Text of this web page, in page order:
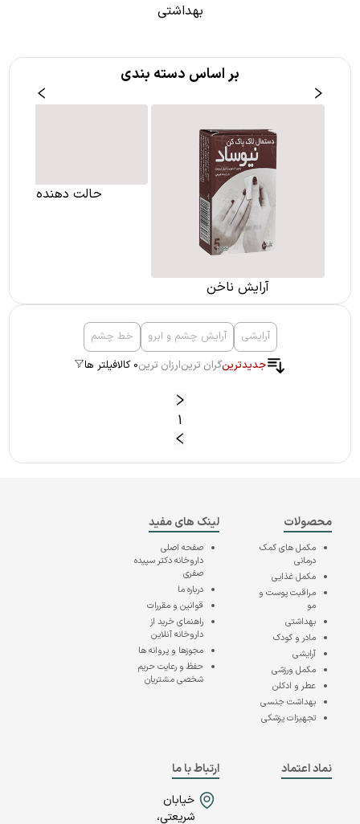
بهداشتی
بر اساس دسته بندی
آرایش ناخن
حالت دهنده مو
آرایشی آرایش چشم و ابرو
خط چشم
جدیدترینگران ترینارزان ترین0 کالا فیلتر ها
1
محصولات
مکمل های کمک
درمانی
مکمل غذایی
مراقبت پوست و
مو
بهداشتی
مادر و کودک
آرایشی
مکمل ورزشی
عطر و ادکلن
بهداشت جنسی
تجهیزات پزشکی
لینک های مفید
صفحه اصلی
داروخانه دکتر سپیده
صفری
درباره ما
قوانین و مقررات
راهنمای خرید از
داروخانه آنلاین
مجوزها و پروانه ها
حفظ و رعایت حریم
شخصی مشتریان
نماد اعتماد
ارتباط با ما
خیابان
شریعتی،